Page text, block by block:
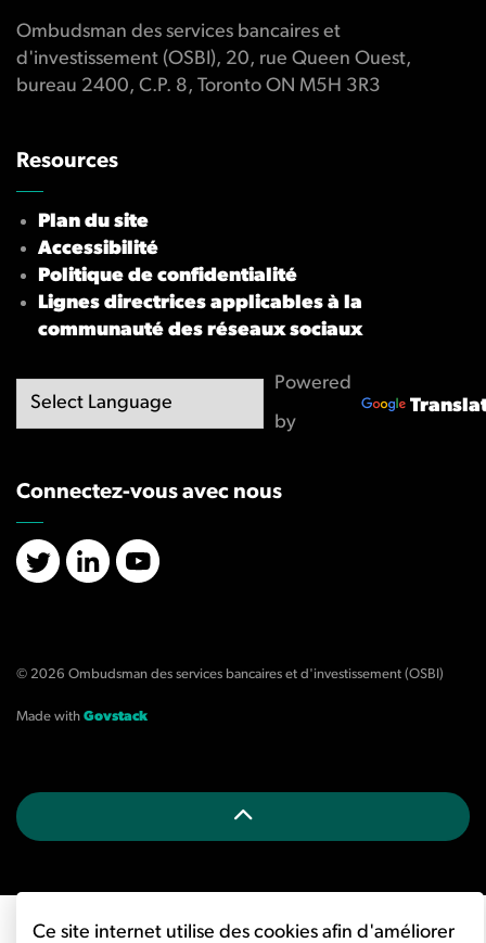
Ombudsman des services bancaires et
d'investissement (OSBI), 20, rue Queen Ouest,
bureau 2400, C.P. 8, Toronto ON M5H 3R3
Resources
Plan du site
Accessibilité
Politique de confidentialité
Lignes directrices applicables à la
communauté des réseaux sociaux
Powered
by
Connectez-vous avec nous
X/TwitterLinkedInYouTube
© 2026 Ombudsman des services bancaires et d'investissement (OSBI)
Made with Govstack
Ce site internet utilise des cookies afin d'améliorer